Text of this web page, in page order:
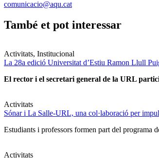
comunicacio@aqu.cat
També et pot interessar
Activitats, Institucional
La 28a edició Universitat d’Estiu Ramon Llull
El rector i el secretari general de la URL
Activitats
Sónar i La Salle-URL, una col·laboració per
Estudiants i professors formen part del programa
Activitats